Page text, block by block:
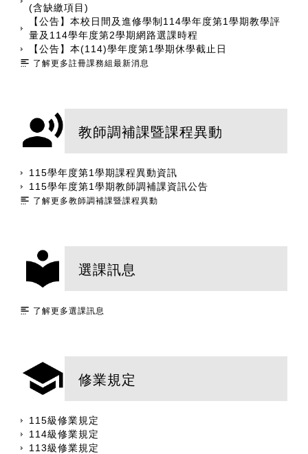
(含缺繳項目)
【公告】本校日間及進修學制114學年度第1學期教學評
量及114學年度第2學期網路選課時程
【公告】本(114)學年度第1學期休學截止日
了解更多註冊課務組最新消息
教師調補課暨課程異動
115學年度第1學期課程異動資訊
115學年度第1學期教師調補課資訊公告
了解更多教師調補課暨課程異動
選課訊息
了解更多選課訊息
修業規定
115級修業規定
114級修業規定
113級修業規定